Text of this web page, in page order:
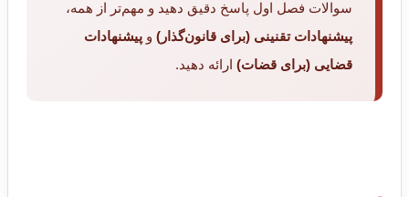
سوالات فصل اول پاسخ دقیق دهید و مهم‌تر از همه،
پیشنهادات تقنینی (برای قانون‌گذار) و پیشنهادات
قضایی (برای قضات) ارائه دهید.